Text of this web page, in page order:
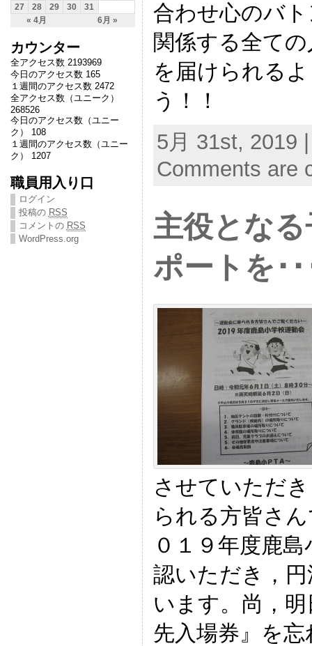
« 4月 6月 »
27
28 29 30 31
カウンター
全アクセス数 2193969
今日のアクセス数 165
１週間のアクセス数 2472
全アクセス数（ユニーク）
268526
今日のアクセス数（ユニー
ク） 108
１週間のアクセス数（ユニー
ク） 1207
職員用入り口
ログイン
投稿の RSS
コメントの RSS
WordPress.org
合わせ心のバ
関係する全て
を届けられる
う！！
5月 31st, 2019
Comments are
主役とな
ポートを･･
させていただ
られる方皆さ
０１９年度鹿
認いただき，
います。尚，
先入場券』を